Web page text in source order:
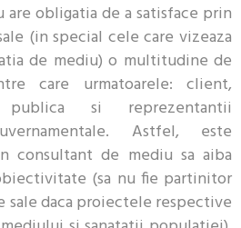
obligatia de a satisface prin
(in special cele care vizeaza
de mediu) o multitudine de
care urmatoarele: client,
si reprezentantii
Astfel, este
consultant de mediu sa aiba
(sa nu fie partinitor
sale daca proiectele respective